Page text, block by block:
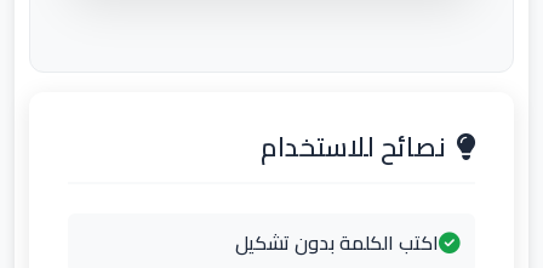
نصائح للاستخدام
اكتب الكلمة بدون تشكيل